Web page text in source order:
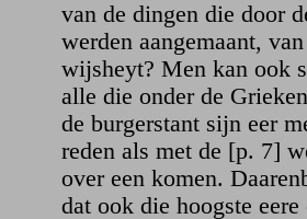
van de dingen die door
werden aangemaant, van
wijsheyt? Men kan ook
alle die onder de
de burgerstant sijn eer
reden als met de [p. 7]
over een komen.
dat ook die hoogste eere